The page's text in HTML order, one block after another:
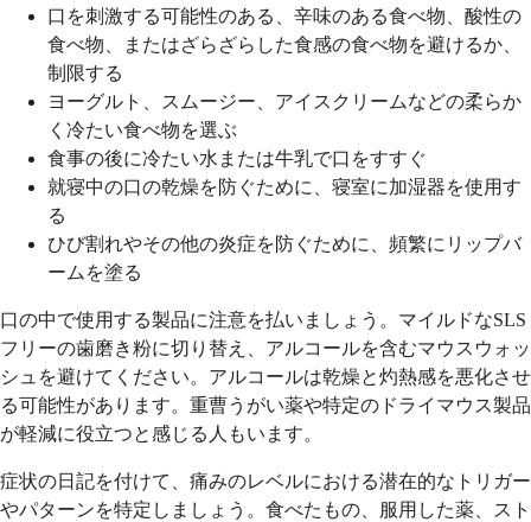
口を刺激する可能性のある、辛味のある食べ物、酸性の
食べ物、またはざらざらした食感の食べ物を避けるか、
制限する
ヨーグルト、スムージー、アイスクリームなどの柔らか
く冷たい食べ物を選ぶ
食事の後に冷たい水または牛乳で口をすすぐ
就寝中の口の乾燥を防ぐために、寝室に加湿器を使用す
る
ひび割れやその他の炎症を防ぐために、頻繁にリップバ
ームを塗る
口の中で使用する製品に注意を払いましょう。マイルドなSLS
フリーの歯磨き粉に切り替え、アルコールを含むマウスウォッ
シュを避けてください。アルコールは乾燥と灼熱感を悪化させ
る可能性があります。重曹うがい薬や特定のドライマウス製品
が軽減に役立つと感じる人もいます。
症状の日記を付けて、痛みのレベルにおける潜在的なトリガー
やパターンを特定しましょう。食べたもの、服用した薬、スト